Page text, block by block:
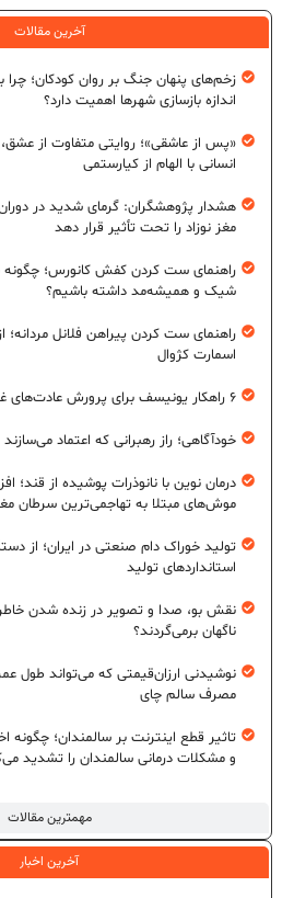
آخرین مقالات
مهمترین مقالات
زخم‌های پنهان جنگ بر روان کودکان؛ چرا
اندازه بازسازی شهرها اهمیت دارد؟
«پس از عاشقی»؛ روایتی متفاوت از عشق،
انسانی با الهام از کیارستمی
هشدار پژوهشگران: گرمای شدید در
مغز نوزاد را تحت تأثیر قرار دهد
شیک و همیشه‌مد داشته باشیم؟
راهنمای ست کردن پیراهن فلانل مردانه؛
اسمارت کژوال
۶ راهکار یونیسف برای پرورش عادت‌های غذایی سالم در کودکان
خودآگاهی؛ راز رهبرانی که اعتماد
موش‌های مبتلا به تهاجمی‌ترین سرطان
تولید خوراک دام صنعتی در ایران؛ از
استانداردهای تولید
نقش بو، صدا و تصویر در زنده شدن
ناگهان برمی‌گردند؟
نوشیدنی ارزان‌قیمتی که می‌تواند طول
مصرف سالم چای
تاثیر قطع اینترنت بر سالمندان؛ چگونه
و مشکلات درمانی سالمندان را تشدید
آخرین اخبار